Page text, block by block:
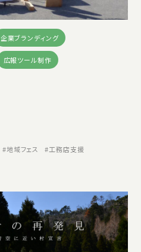
企業ブランディング
広報ツール制作
地域フェス
工務店支援